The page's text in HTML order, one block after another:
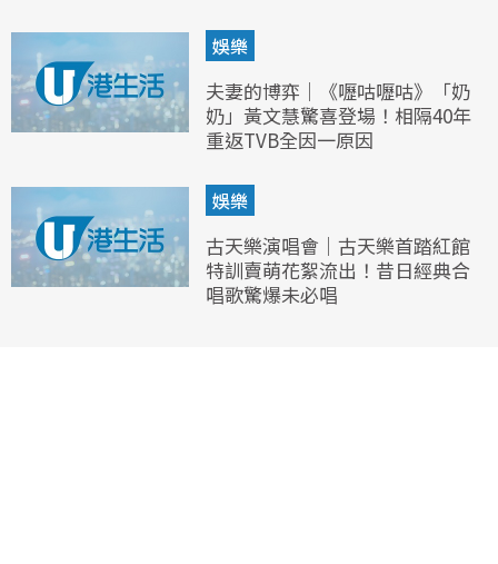
娛樂
夫妻的博弈｜《嚦咕嚦咕》「奶
奶」黃文慧驚喜登場！相隔40年
重返TVB全因一原因
娛樂
古天樂演唱會｜古天樂首踏紅館
特訓賣萌花絮流出！昔日經典合
唱歌驚爆未必唱